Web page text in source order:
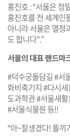
홍진호 : “서울은 정
홍진호를 전 세계인
아니라 서울은 열정
도 합니다".”
서울의 대표 랜드마
#덕수궁돌담길 #서
화비축기지 #다시
도과학관 #서울새
#서울식물원 등!!
“아~잘생겼다! 똘끼